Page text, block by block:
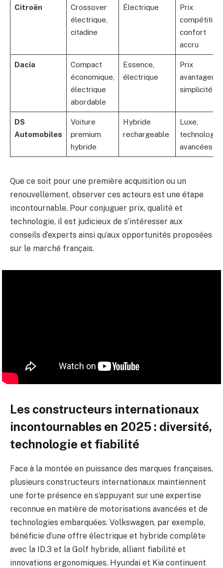
Citroën
Crossover
électrique,
citadine
Électrique
Prix
compétitif,
confort
accru
Dacia
Compact
économique,
électrique
abordable
Essence,
électrique
Prix
avantageux,
simplicité
DS
Automobiles
Voiture
premium
hybride
Hybride
rechargeable
Luxe,
avancées
Que ce soit pour une première acquisition ou un
renouvellement, observer ces acteurs est une étape
incontournable. Pour conjuguer prix, qualité et
technologie, il est judicieux de s’intéresser aux
conseils d’experts ainsi qu’aux opportunités proposées
sur le marché français.
Les constructeurs internationaux
incontournables en 2025 : diversité,
technologie et fiabilité
Face à la montée en puissance des marques françaises,
plusieurs constructeurs internationaux maintiennent
une forte présence en s’appuyant sur une expertise
reconnue en matière de motorisations avancées et de
technologies embarquées. Volkswagen, par exemple,
bénéficie d’une offre électrique et hybride complète
avec la ID.3 et la Golf hybride, alliant fiabilité et
innovations ergonomiques. Hyundai et Kia continuent